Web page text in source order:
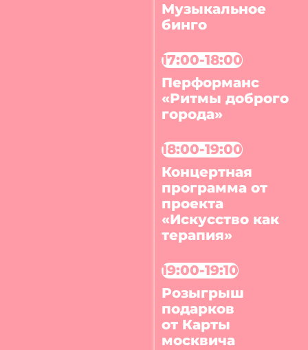
Музыкальное
бинго
17:00-18:00
Перформанс
«Ритмы доброго
города»
18:00-19:00
Концертная
программа от
проекта
«Искусство как
терапия»
19:00-19:10
Розыгрыш
подарков
от Карты
москвича